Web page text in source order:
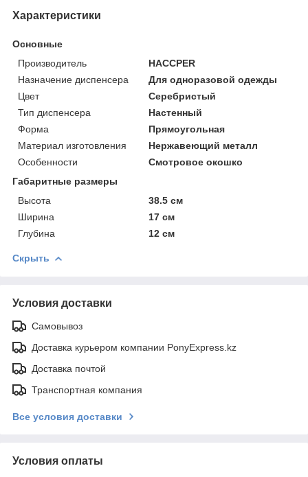
Характеристики
Основные
Производитель
HACCPER
Назначение диспенсера
Для одноразовой одежды
Цвет
Серебристый
Тип диспенсера
Настенный
Форма
Прямоугольная
Материал изготовления
Нержавеющий металл
Особенности
Смотровое окошко
Габаритные размеры
Высота
38.5 см
Ширина
17 см
Глубина
12 см
Скрыть
Условия доставки
Самовывоз
Доставка курьером компании PonyExpress.kz
Доставка почтой
Транспортная компания
Все условия доставки
Условия оплаты